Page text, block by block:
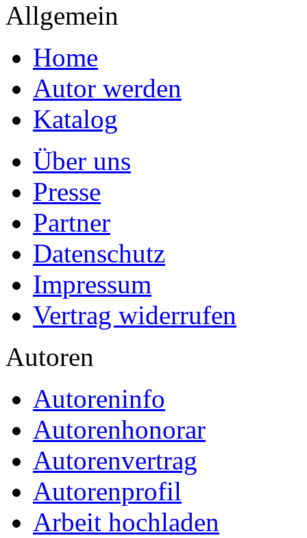
Allgemein
Home
Autor werden
Katalog
Über uns
Presse
Partner
Datenschutz
Impressum
Vertrag widerrufen
Autoren
Autoreninfo
Autorenhonorar
Autorenvertrag
Autorenprofil
Arbeit hochladen